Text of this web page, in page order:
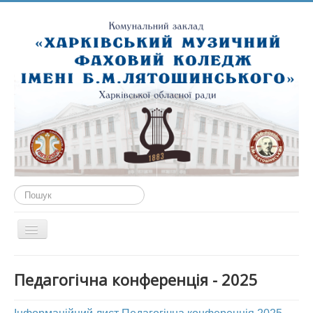
Пошук...
Перемикач
ПРО НАС
Педагогічна конференція - 2025